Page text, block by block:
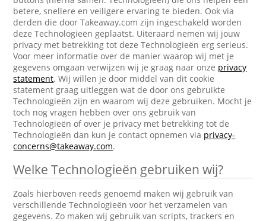
betere, snellere en veiligere ervaring te bieden. Ook via
derden die door Takeaway.com zijn ingeschakeld worden
deze Technologieën geplaatst. Uiteraard nemen wij jouw
privacy met betrekking tot deze Technologieën erg serieus.
Voor meer informatie over de manier waarop wij met je
gegevens omgaan verwijzen wij je graag naar onze privacy
statement. Wij willen je door middel van dit cookie
statement graag uitleggen wat de door ons gebruikte
Technologieën zijn en waarom wij deze gebruiken. Mocht je
toch nog vragen hebben over ons gebruik van
Technologieën of over je privacy met betrekking tot de
Technologieën dan kun je contact opnemen via privacy-
concerns@takeaway.com.
Welke Technologieën gebruiken wij?
Zoals hierboven reeds genoemd maken wij gebruik van
verschillende Technologieën voor het verzamelen van
gegevens. Zo maken wij gebruik van scripts, trackers en